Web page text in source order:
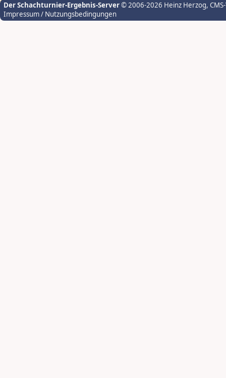
Der Schachturnier-Ergebnis-Server© 2006-2026 Heinz Herzog,
Impressum / Nutzungsbedingungen